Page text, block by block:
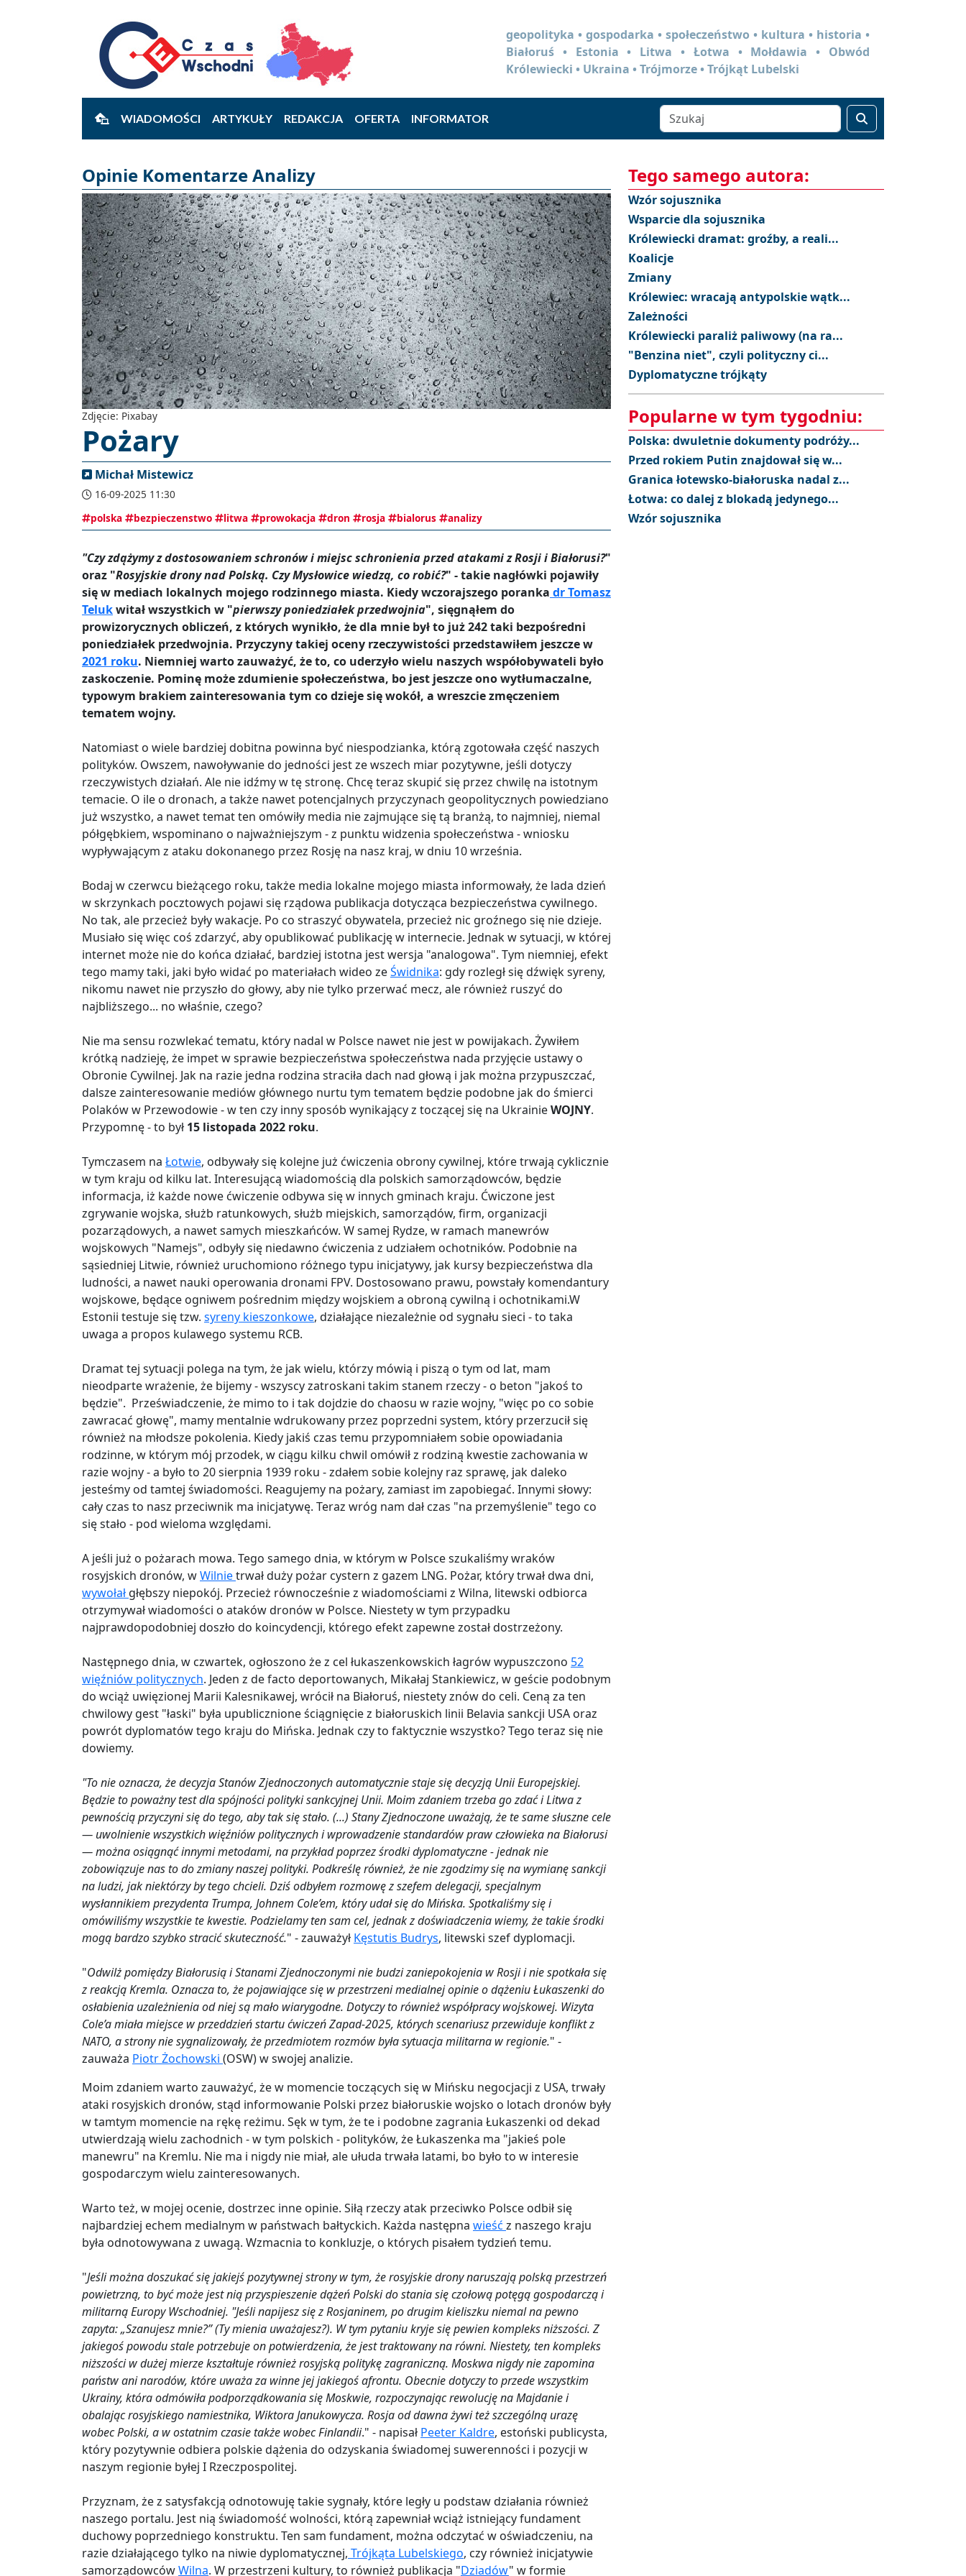
geopolityka • gospodarka • społeczeństwo • kultura • historia •
Białoruś • Estonia • Litwa • Łotwa • Mołdawia • Obwód
Królewiecki • Ukraina • Trójmorze • Trójkąt Lubelski
WIADOMOŚCI ARTYKUŁY REDAKCJA OFERTA INFORMATOR
Opinie Komentarze Analizy
Zdjęcie: Pixabay
Pożary
Michał Mistewicz
16-09-2025 11:30
polska
bezpieczenstwo litwa prowokacja dron rosja bialorus analizy
"Czy zdążymy z dostosowaniem schronów i miejsc schronienia przed atakami z Rosji i Białorusi?"
oraz "Rosyjskie drony nad Polską. Czy Mysłowice wiedzą, co robić?" - takie nagłówki pojawiły
się w mediach lokalnych mojego rodzinnego miasta. Kiedy wczorajszego poranka dr Tomasz
Telukwitał wszystkich w "pierwszy poniedziałek przedwojnia", sięgnąłem do
prowizorycznych obliczeń, z których wynikło, że dla mnie był to już 242 taki bezpośredni
poniedziałek przedwojnia. Przyczyny takiej oceny rzeczywistości przedstawiłem jeszcze w
2021 roku. Niemniej warto zauważyć, że to, co uderzyło wielu naszych współobywateli było
zaskoczenie. Pominę może zdumienie społeczeństwa, bo jest jeszcze ono wytłumaczalne,
typowym brakiem zainteresowania tym co dzieje się wokół, a wreszcie zmęczeniem
tematem wojny.
Natomiast o wiele bardziej dobitna powinna być niespodzianka, którą zgotowała część naszych
polityków. Owszem, nawoływanie do jedności jest ze wszech miar pozytywne, jeśli dotyczy
rzeczywistych działań. Ale nie idźmy w tę stronę. Chcę teraz skupić się przez chwilę na istotnym
temacie. O ile o dronach, a także nawet potencjalnych przyczynach geopolitycznych powiedziano
już wszystko, a nawet temat ten omówiły media nie zajmujące się tą branżą, to najmniej, niemal
półgębkiem, wspominano o najważniejszym - z punktu widzenia społeczeństwa - wniosku
wypływającym z ataku dokonanego przez Rosję na nasz kraj, w dniu 10 września.
Bodaj w czerwcu bieżącego roku, także media lokalne mojego miasta informowały, że lada dzień
w skrzynkach pocztowych pojawi się rządowa publikacja dotycząca bezpieczeństwa cywilnego.
No tak, ale przecież były wakacje. Po co straszyć obywatela, przecież nic groźnego się nie dzieje.
Musiało się więc coś zdarzyć, aby opublikować publikację w internecie. Jednak w sytuacji, w której
internet może nie do końca działać, bardziej istotna jest wersja "analogowa". Tym niemniej, efekt
tego mamy taki, jaki było widać po materiałach wideo zeŚwidnika: gdy rozległ się dźwięk syreny,
nikomu nawet nie przyszło do głowy, aby nie tylko przerwać mecz, ale również ruszyć do
najbliższego... no właśnie, czego?
Nie ma sensu rozwlekać tematu, który nadal w Polsce nawet nie jest w powijakach. Żywiłem
krótką nadzieję, że impet w sprawie bezpieczeństwa społeczeństwa nada przyjęcie ustawy o
Obronie Cywilnej. Jak na razie jedna rodzina straciła dach nad głową i jak można przypuszczać,
dalsze zainteresowanie mediów głównego nurtu tym tematem będzie podobne jak do śmierci
Polaków w Przewodowie - w ten czy inny sposób wynikający z toczącej się na UkrainieWOJNY.
Przypomnę - to był 15 listopada 2022 roku.
Tymczasem na Łotwie, odbywały się kolejne już ćwiczenia obrony cywilnej, które trwają cyklicznie
w tym kraju od kilku lat. Interesującą wiadomością dla polskich samorządowców, będzie
informacja, iż każde nowe ćwiczenie odbywa się w innych gminach kraju. Ćwiczone jest
zgrywanie wojska, służb ratunkowych, służb miejskich, samorządów, firm, organizacji
pozarządowych, a nawet samych mieszkańców. W samej Rydze, w ramach manewrów
wojskowych "Namejs", odbyły się niedawno ćwiczenia z udziałem ochotników. Podobnie na
sąsiedniej Litwie, również uruchomiono różnego typu inicjatywy, jak kursy bezpieczeństwa dla
ludności, a nawet nauki operowania dronami FPV. Dostosowano prawu, powstały komendantury
wojskowe, będące ogniwem pośrednim między wojskiem a obroną cywilną i ochotnikami.W
Estonii testuje się tzw. syreny kieszonkowe, działające niezależnie od sygnału sieci - to taka
uwaga a propos kulawego systemu RCB.
Dramat tej sytuacji polega na tym, że jak wielu, którzy mówią i piszą o tym od lat, mam
nieodparte wrażenie, że bijemy - wszyscy zatroskani takim stanem rzeczy - o beton "jakoś to
będzie". Przeświadczenie, że mimo to i tak dojdzie do chaosu w razie wojny, "więc po co sobie
zawracać głowę", mamy mentalnie wdrukowany przez poprzedni system, który przerzucił się
również na młodsze pokolenia. Kiedy jakiś czas temu przypomniałem sobie opowiadania
rodzinne, w którym mój przodek, w ciągu kilku chwil omówił z rodziną kwestie zachowania w
razie wojny - a było to 20 sierpnia 1939 roku - zdałem sobie kolejny raz sprawę, jak daleko
jesteśmy od tamtej świadomości. Reagujemy na pożary, zamiast im zapobiegać. Innymi słowy:
cały czas to nasz przeciwnik ma inicjatywę. Teraz wróg nam dał czas "na przemyślenie" tego co
się stało - pod wieloma względami.
A jeśli już o pożarach mowa. Tego samego dnia, w którym w Polsce szukaliśmy wraków
rosyjskich dronów, wWilnietrwał duży pożar cystern z gazem LNG. Pożar, który trwał dwa dni,
wywołał głębszy niepokój. Przecież równocześnie z wiadomościami z Wilna, litewski odbiorca
otrzymywał wiadomości o ataków dronów w Polsce. Niestety w tym przypadku
najprawdopodobniej doszło do koincydencji, którego efekt zapewne został dostrzeżony.
Następnego dnia, w czwartek, ogłoszono że z cel łukaszenkowskich łagrów wypuszczono 52
więźniów politycznych. Jeden z de facto deportowanych, Mikałaj Stankiewicz, w geście podobnym
do wciąż uwięzionej Marii Kalesnikawej, wrócił na Białoruś, niestety znów do celi. Ceną za ten
chwilowy gest "łaski" była upublicznione ściągnięcie z białoruskich linii Belavia sankcji USA oraz
powrót dyplomatów tego kraju do Mińska. Jednak czy to faktycznie wszystko? Tego teraz się nie
dowiemy.
"To nie oznacza, że decyzja Stanów Zjednoczonych automatycznie staje się decyzją Unii Europejskiej.
Będzie to poważny test dla spójności polityki sankcyjnej Unii. Moim zdaniem trzeba go zdać i Litwa z
pewnością przyczyni się do tego, aby tak się stało. (...) Stany Zjednoczone uważają, że te same słuszne cele
— uwolnienie wszystkich więźniów politycznych i wprowadzenie standardów praw człowieka na Białorusi
— można osiągnąć innymi metodami, na przykład poprzez środki dyplomatyczne - jednak nie
zobowiązuje nas to do zmiany naszej polityki. Podkreślę również, że nie zgodzimy się na wymianę sankcji
na ludzi, jak niektórzy by tego chcieli. Dziś odbyłem rozmowę z szefem delegacji, specjalnym
wysłannikiem prezydenta Trumpa, Johnem Cole’em, który udał się do Mińska. Spotkaliśmy się i
omówiliśmy wszystkie te kwestie. Podzielamy ten sam cel, jednak z doświadczenia wiemy, że takie środki
mogą bardzo szybko stracić skuteczność." - zauważył Kęstutis Budrys, litewski szef dyplomacji.
"Odwilż pomiędzy Białorusią i Stanami Zjednoczonymi nie budzi zaniepokojenia w Rosji i nie spotkała się
z reakcją Kremla. Oznacza to, że pojawiające się w przestrzeni medialnej opinie o dążeniu Łukaszenki do
osłabienia uzależnienia od niej są mało wiarygodne. Dotyczy to również współpracy wojskowej. Wizyta
Cole’a miała miejsce w przeddzień startu ćwiczeń Zapad-2025, których scenariusz przewiduje konflikt z
NATO, a strony nie sygnalizowały, że przedmiotem rozmów była sytuacja militarna w regionie." -
zauważa Piotr Żochowski (OSW) w swojej analizie.
Moim zdaniem warto zauważyć, że w momencie toczących się w Mińsku negocjacji z USA, trwały
ataki rosyjskich dronów, stąd informowanie Polski przez białoruskie wojsko o lotach dronów były
w tamtym momencie na rękę reżimu. Sęk w tym, że te i podobne zagrania Łukaszenki od dekad
utwierdzają wielu zachodnich - w tym polskich - polityków, że Łukaszenka ma "jakieś pole
manewru" na Kremlu. Nie ma i nigdy nie miał, ale ułuda trwała latami, bo było to w interesie
gospodarczym wielu zainteresowanych.
Warto też, w mojej ocenie, dostrzec inne opinie. Siłą rzeczy atak przeciwko Polsce odbił się
najbardziej echem medialnym w państwach bałtyckich. Każda następna wieść z naszego kraju
była odnotowywana z uwagą. Wzmacnia to konkluzje, o których pisałem tydzień temu.
"Jeśli można doszukać się jakiejś pozytywnej strony w tym, że rosyjskie drony naruszają polską przestrzeń
powietrzną, to być może jest nią przyspieszenie dążeń Polski do stania się czołową potęgą gospodarczą i
militarną Europy Wschodniej. "Jeśli napijesz się z Rosjaninem, po drugim kieliszku niemal na pewno
zapyta: „Szanujesz mnie?” (Ty mienia uważajesz?). W tym pytaniu kryje się pewien kompleks niższości. Z
jakiegoś powodu stale potrzebuje on potwierdzenia, że jest traktowany na równi. Niestety, ten kompleks
niższości w dużej mierze kształtuje również rosyjską politykę zagraniczną. Moskwa nigdy nie zapomina
państw ani narodów, które uważa za winne jej jakiegoś afrontu. Obecnie dotyczy to przede wszystkim
Ukrainy, która odmówiła podporządkowania się Moskwie, rozpoczynając rewolucję na Majdanie i
obalając rosyjskiego namiestnika, Wiktora Janukowycza. Rosja od dawna żywi też szczególną urazę
wobec Polski, a w ostatnim czasie także wobec Finlandii." - napisał Peeter Kaldre, estoński publicysta,
który pozytywnie odbiera polskie dążenia do odzyskania świadomej suwerenności i pozycji w
naszym regionie byłej I Rzeczpospolitej.
Przyznam, że z satysfakcją odnotowuję takie sygnały, które legły u podstaw działania również
naszego portalu. Jest nią świadomość wolności, którą zapewniał wciąż istniejący fundament
duchowy poprzedniego konstruktu. Ten sam fundament, można odczytać w oświadczeniu, na
razie działającego tylko na niwie dyplomatycznej, Trójkąta Lubelskiego, czy również inicjatywie
samorządowcówWilna. W przestrzeni kultury, to również publikacja "Dziadów" w formie
Tego samego autora:
Wzór sojusznika
Wsparcie dla sojusznika
Królewiecki dramat: groźby, a reali...
Koalicje
Zmiany
Królewiec: wracają antypolskie wątk...
Zależności
Królewiecki paraliż paliwowy (na ra...
"Benzina niet", czyli polityczny ci...
Dyplomatyczne trójkąty
Popularne w tym tygodniu:
Polska: dwuletnie dokumenty podróży...
Przed rokiem Putin znajdował się w...
Granica łotewsko-białoruska nadal z...
Łotwa: co dalej z blokadą jedynego...
Wzór sojusznika